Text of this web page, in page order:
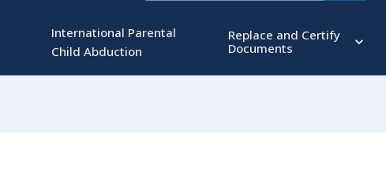
International Parental
Child Abduction
Replace and Certify
Documents